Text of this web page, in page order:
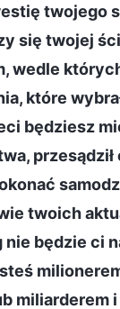
twojego
się twojej
wedle
które
będziesz
przesądził
twoich
będzie ci
miliarderem